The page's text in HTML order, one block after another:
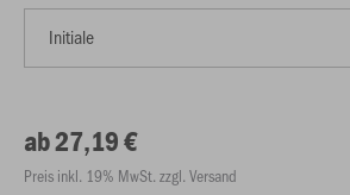
ab 27,19 €
Preis inkl. 19% MwSt. zzgl. Versand